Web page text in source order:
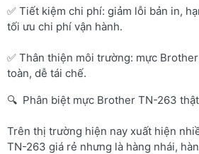
✅ Tiết kiệm chi phí: giảm lỗi bản in,
tối ưu chi phí vận hành.
✅ Thân thiện môi trường: mực
toàn, dễ tái chế.
🔍 Phân biệt mực Brother TN-263
Trên thị trường hiện nay xuất hiện
TN-263 giá rẻ nhưng là hàng nhái,